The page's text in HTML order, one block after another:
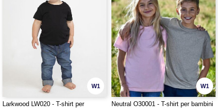
W1
Larkwood LW020 - T-shirt per
W1
Neutral O30001 - T-shirt per bambini